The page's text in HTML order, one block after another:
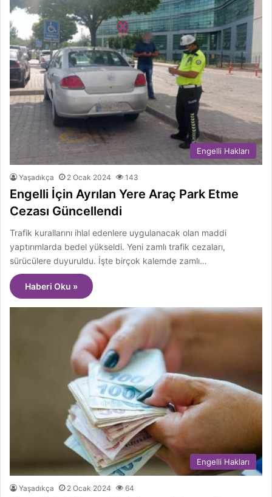
Engelli Hakları
Yaşadıkça 2 Ocak 2024 143
Engelli İçin Ayrılan Yere Araç Park Etme
Cezası Güncellendi
Trafik kurallarını ihlal edenlere uygulanacak olan maddi
yaptırımlarda bedel yükseldi. Yeni zamlı trafik cezaları,
sürücülere duyuruldu. İşte birçok kalemde zamlı…
Haberi Oku »
Engelli Hakları
Yaşadıkça 2 Ocak 2024 64